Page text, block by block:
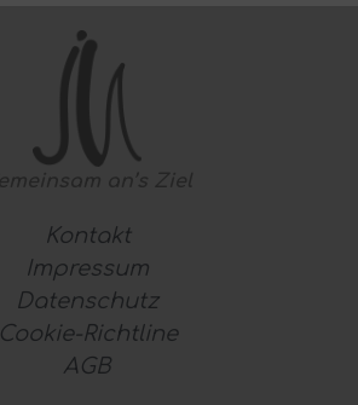
Kontakt
Impressum
Datenschutz
Cookie-Richtline
AGB